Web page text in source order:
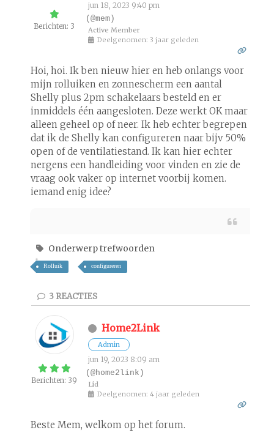
Berichten: 3
jun 18, 2023 9:40 pm
(@mem)
Active Member
Deelgenomen: 3 jaar geleden
Hoi, hoi. Ik ben nieuw hier en heb onlangs voor
mijn rolluiken en zonnescherm een aantal
Shelly plus 2pm schakelaars besteld en er
inmiddels één aangesloten. Deze werkt OK maar
alleen geheel op of neer. Ik heb echter begrepen
dat ik de Shelly kan configureren naar bijv 50%
open of de ventilatiestand. Ik kan hier echter
nergens een handleiding voor vinden en zie de
vraag ook vaker op internet voorbij komen.
iemand enig idee?
Onderwerp trefwoorden
Rolluik configureren
3REACTIES
Berichten: 39
Home2Link
Admin
jun 19, 2023 8:09 am
(@home2link)
Lid
Deelgenomen: 4 jaar geleden
Beste Mem, welkom op het forum.